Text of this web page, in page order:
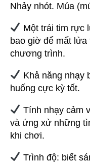
Nhảy nhót. Múa
Một trái tim rực
bao giờ để mất lửa
chương trình.
Khả năng nhạy
huống cực kỳ tốt.
Tính nhạy cảm
và ứng xử những
khi chơi.
Trình độ: biết